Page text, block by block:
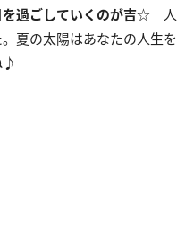
過ごしていくのが吉☆ 人
夏の太陽はあなたの人生
♪